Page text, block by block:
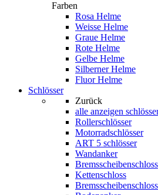
Farben
Rosa Helme
Weisse Helme
Graue Helme
Rote Helme
Gelbe Helme
Silberner Helme
Fluor Helme
Schlösser
Zurück
alle anzeigen
Rollerschlösser
Motorradschlösser
ART 5 schlösser
Wandanker
Bremsscheibenschloss
Kettenschloss